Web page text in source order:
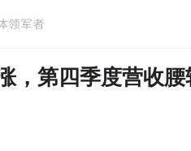
，第四季度营收